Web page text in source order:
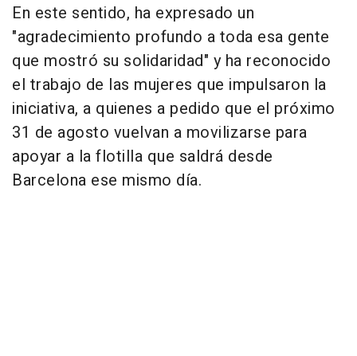
En este sentido, ha expresado un
"agradecimiento profundo a toda esa gente
que mostró su solidaridad" y ha reconocido
el trabajo de las mujeres que impulsaron la
iniciativa, a quienes a pedido que el próximo
31 de agosto vuelvan a movilizarse para
apoyar a la flotilla que saldrá desde
Barcelona ese mismo día.